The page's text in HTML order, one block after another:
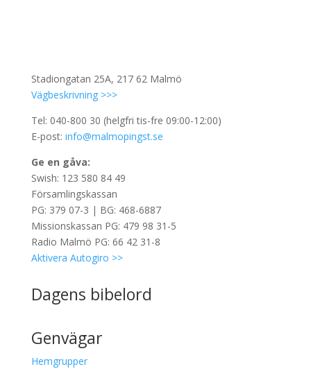
Stadiongatan 25A, 217 62 Malmö
Vägbeskrivning >>>
Tel: 040-800 30 (helgfri tis-fre 09:00-12:00)
E-post: info@malmopingst.se
Ge en gåva:
Swish: 123 580 84 49
Församlingskassan
PG: 379 07-3 | BG: 468-6887
Missionskassan PG: 479 98 31-5
Radio Malmö PG: 66 42 31-8
Aktivera Autogiro >>
Dagens bibelord
Genvägar
Hemgrupper